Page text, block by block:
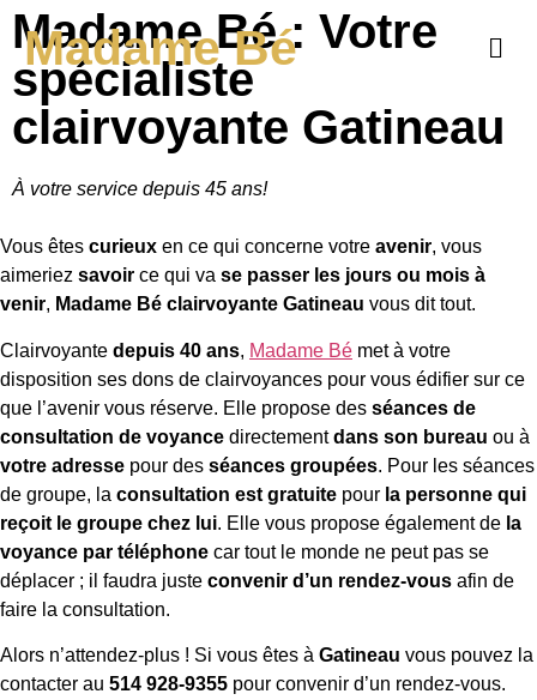
Madame Bé
Madame Bé : Votre
spécialiste
clairvoyante Gatineau
À votre service depuis 45 ans!
Vous êtes curieux en ce qui concerne votre avenir, vous
aimeriez savoir ce qui va se passer les jours ou mois à
venir, Madame Bé clairvoyante Gatineau vous dit tout.
Clairvoyante depuis 40 ans, Madame Bé met à votre
disposition ses dons de clairvoyances pour vous édifier sur ce
que l’avenir vous réserve. Elle propose des séances de
consultation de voyance directementdans son bureau ou à
votre adresse pour des séances groupées. Pour les séances
de groupe, la consultation est gratuite pour la personne qui
reçoit le groupe chez lui. Elle vous propose également de la
voyance par téléphone car tout le monde ne peut pas se
déplacer ; il faudra juste convenir d’un rendez-vous afin de
faire la consultation.
Alors n’attendez-plus ! Si vous êtes à Gatineau vous pouvez la
contacter au 514 928-9355 pour convenir d’un rendez-vous.